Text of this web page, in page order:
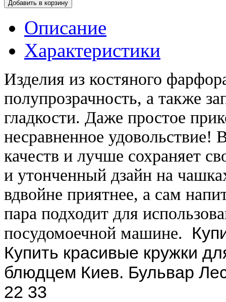
Описание
Характеристики
Изделия из костяного
полупрозрачность, а также
гладкости. Даже простое
несравненное удовольствие!
качеств и лучше сохраняет
и утонченный дзайн на
вдвойне приятнее, а сам
пара подходит для
посудомоечной машине.
Купить красивые кружки
блюдцем Киев. Бульвар
22 33